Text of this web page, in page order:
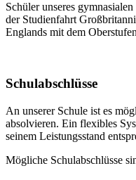
Schüler unseres
der Studienfahrt
Englands mit dem
Schulabschlüsse
An unserer Schule ist es
absolvieren. Ein flexibles
seinem Leistungsstand
Mögliche Schulabschlüsse